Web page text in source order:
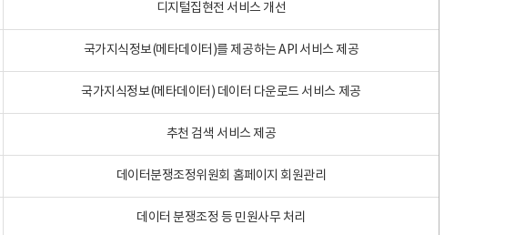
디지털집현전 서비스 개선
국가지식정보(메타데이터)를 제공하는 API 서비스 제공
국가지식정보(메타데이터) 데이터 다운로드 서비스 제공
추천 검색 서비스 제공
데이터분쟁조정위원회 홈페이지 회원관리
데이터 분쟁조정 등 민원사무 처리